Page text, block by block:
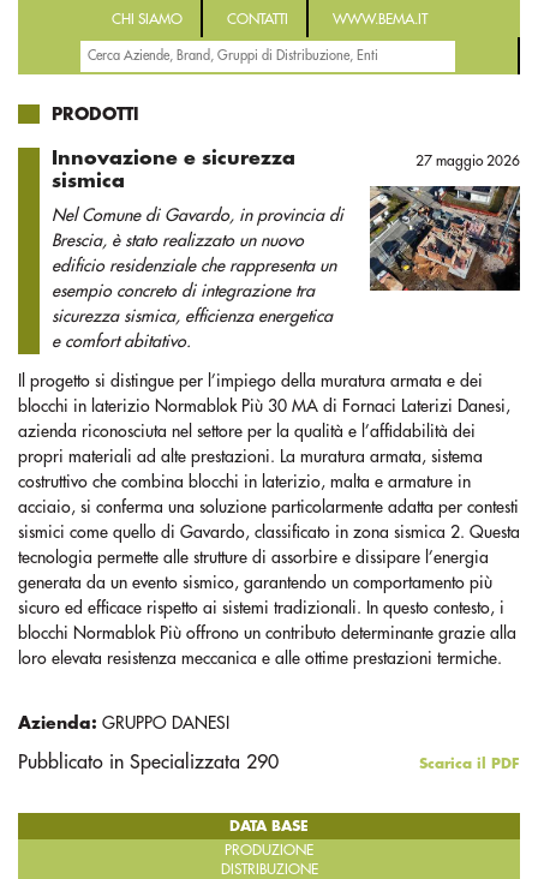
CHI SIAMO CONTATTI WWW.BEMA.IT
PRODOTTI
Innovazione e sicurezza
sismica
Nel Comune di Gavardo, in provincia di
Brescia, è stato realizzato un nuovo
edificio residenziale che rappresenta un
esempio concreto di integrazione tra
sicurezza sismica, efficienza energetica
e comfort abitativo.
27 maggio 2026
Il progetto si distingue per l’impiego della muratura armata e dei
blocchi in laterizio Normablok Più 30 MA di Fornaci Laterizi Danesi,
azienda riconosciuta nel settore per la qualità e l’affidabilità dei
propri materiali ad alte prestazioni. La muratura armata, sistema
costruttivo che combina blocchi in laterizio, malta e armature in
acciaio, si conferma una soluzione particolarmente adatta per contesti
sismici come quello di Gavardo, classificato in zona sismica 2. Questa
tecnologia permette alle strutture di assorbire e dissipare l’energia
generata da un evento sismico, garantendo un comportamento più
sicuro ed efficace rispetto ai sistemi tradizionali. In questo contesto, i
blocchi Normablok Più offrono un contributo determinante grazie alla
loro elevata resistenza meccanica e alle ottime prestazioni termiche.
Azienda: GRUPPO DANESI
Pubblicato in Specializzata 290 Scarica il PDF
DATA BASE
PRODUZIONE
DISTRIBUZIONE